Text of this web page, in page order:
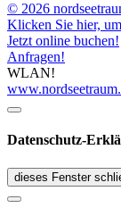
© 2026
Klicken Sie hier,
Jetzt online buchen!
Anfragen!
WLAN!
Datenschutz-
dieses Fenster